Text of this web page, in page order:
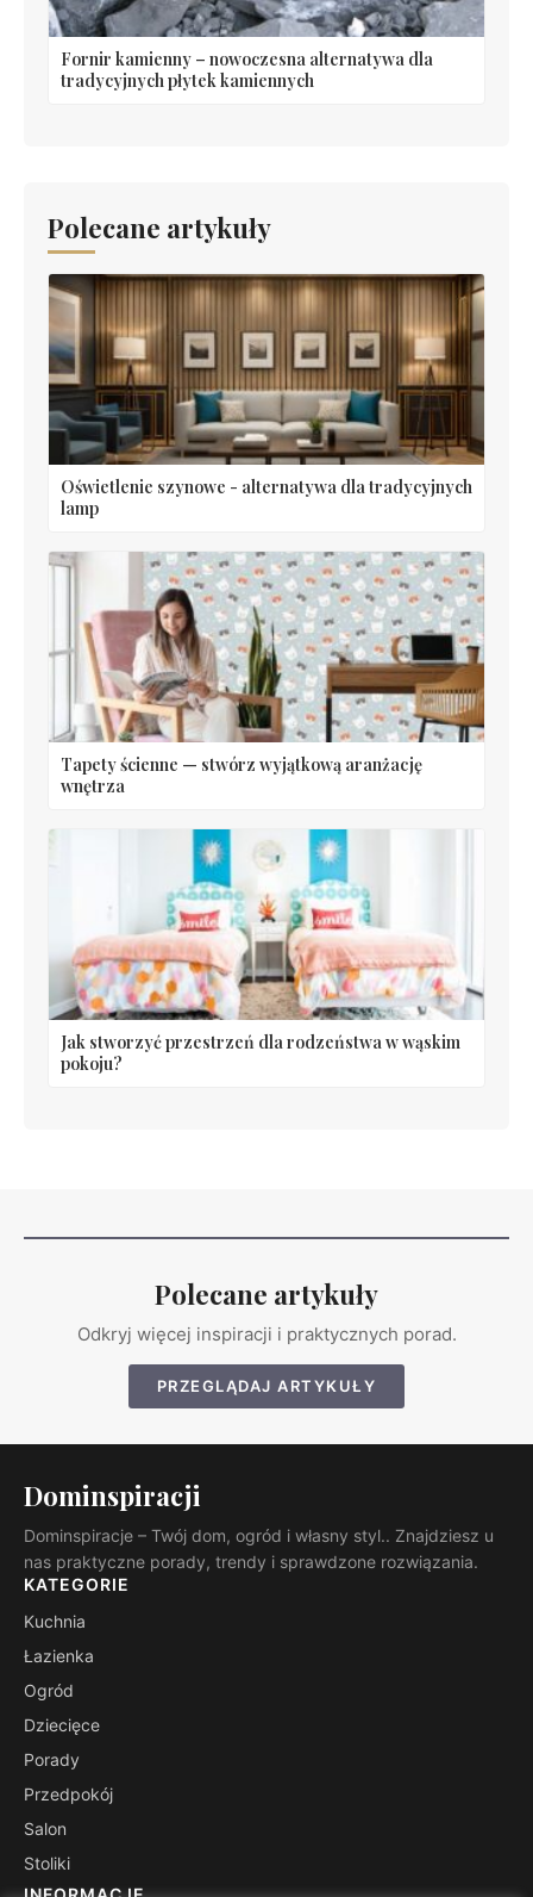
Fornir kamienny – nowoczesna alternatywa dla
tradycyjnych płytek kamiennych
Polecane artykuły
Oświetlenie szynowe - alternatywa dla tradycyjnych
lamp
Tapety ścienne — stwórz wyjątkową aranżację
wnętrza
Jak stworzyć przestrzeń dla rodzeństwa w wąskim
pokoju?
Polecane artykuły
Odkryj więcej inspiracji i praktycznych porad.
PRZEGLĄDAJ ARTYKUŁY
Dominspiracji
Dominspiracje – Twój dom, ogród i własny styl.. Znajdziesz u
nas praktyczne porady, trendy i sprawdzone rozwiązania.
KATEGORIE
Kuchnia
Łazienka
Ogród
Dziecięce
Porady
Przedpokój
Salon
Stoliki